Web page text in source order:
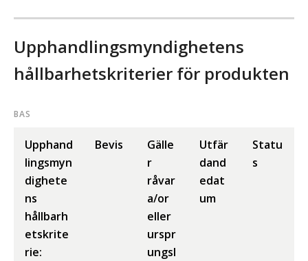
Upphandlingsmyndighetens
hållbarhetskriterier för produkten
BAS
Upphand
lingsmyn
dighete
ns
hållbarh
etskrite
rie:
Bevis
Gälle
r
råvar
a/or
eller
urspr
ungsl
Utfär
dand
edat
um
Statu
s